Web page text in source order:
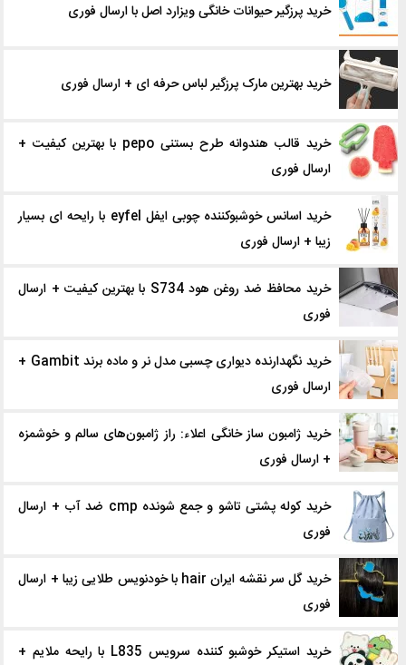
خرید پرزگیر حیوانات خانگی ویزارد اصل با ارسال فوری
خرید بهترین مارک پرزگیر لباس حرفه ای + ارسال فوری
خرید قالب هندوانه طرح بستنی pepo با بهترین کیفیت +
ارسال فوری
خرید اسانس خوشبوکننده چوبی ایفل eyfel با رایحه ای بسیار
زیبا + ارسال فوری
خرید محافظ ضد روغن هود S734 با بهترین کیفیت + ارسال
فوری
خرید نگهدارنده دیواری چسبی مدل نر و ماده برند Gambit +
ارسال فوری
خرید ژامبون ساز خانگی اعلاء: راز ژامبون‌های سالم و خوشمزه
+ ارسال فوری
خرید کوله پشتی تاشو و جمع شونده cmp ضد آب + ارسال
فوری
خرید گل سر نقشه ایران hair با خودنویس طلایی زیبا + ارسال
فوری
خرید استیکر خوشبو کننده سرویس L835 با رایحه ملایم +